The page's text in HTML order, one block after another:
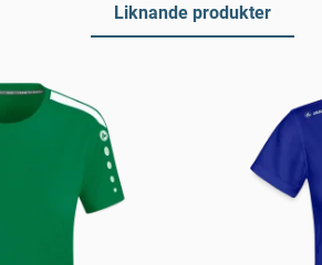
Liknande produkter